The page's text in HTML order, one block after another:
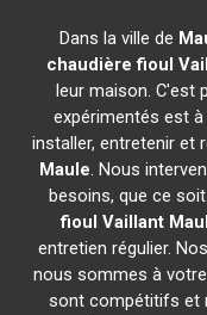
Dans la ville de
chaudière fioul
leur maison. C'est
expérimentés est
installer, entretenir et
Maule. Nous
besoins, que ce
fioul Vaillant
entretien régulier.
nous sommes à
sont compétitifs et